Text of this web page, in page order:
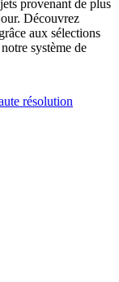
provenant de plus
Découvrez
aux sélections
système de
résolution